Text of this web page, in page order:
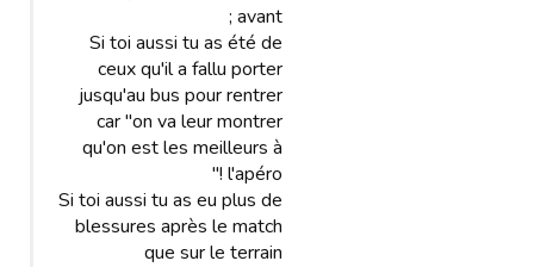
avant ;
Si toi aussi tu as été de
ceux qu'il a fallu porter
jusqu'au bus pour rentrer
car "on va leur montrer
qu'on est les meilleurs à
l'apéro !"
Si toi aussi tu as eu plus de
blessures après le match
que sur le terrain